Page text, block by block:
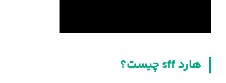
هارد sff چیست؟